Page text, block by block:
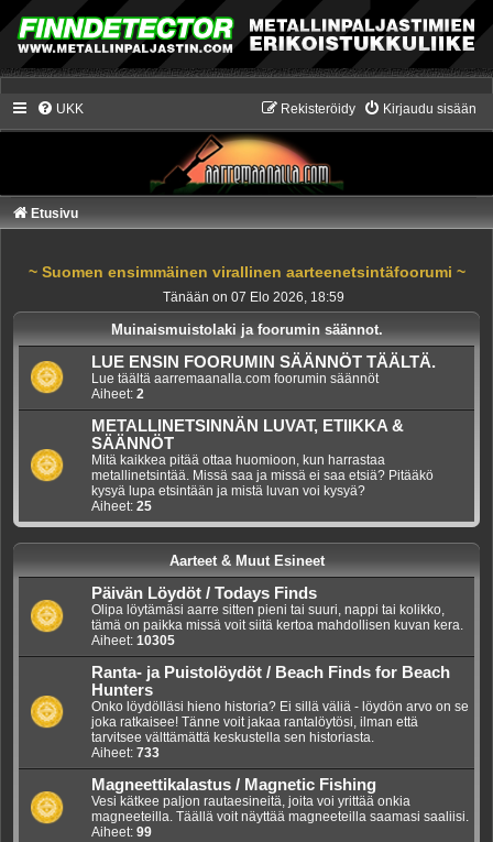
UKK Kirjaudu sisään
Rekisteröidy
Etusivu
~ Suomen ensimmäinen virallinen aarteenetsintäfoorumi ~
Tänään on 07 Elo 2026, 18:59
Muinaismuistolaki ja foorumin säännot.
LUE ENSIN FOORUMIN SÄÄNNÖT TÄÄLTÄ.
Lue täältä aarremaanalla.com foorumin säännöt
Aiheet: 2
METALLINETSINNÄN LUVAT, ETIIKKA &
SÄÄNNÖT
Mitä kaikkea pitää ottaa huomioon, kun harrastaa
metallinetsintää. Missä saa ja missä ei saa etsiä? Pitääkö
kysyä lupa etsintään ja mistä luvan voi kysyä?
Aiheet: 25
Aarteet & Muut Esineet
Päivän Löydöt / Todays Finds
Olipa löytämäsi aarre sitten pieni tai suuri, nappi tai kolikko,
tämä on paikka missä voit siitä kertoa mahdollisen kuvan kera.
Aiheet: 10305
Ranta- ja Puistolöydöt / Beach Finds for Beach
Hunters
Onko löydölläsi hieno historia? Ei sillä väliä - löydön arvo on se
joka ratkaisee! Tänne voit jakaa rantalöytösi, ilman että
tarvitsee välttämättä keskustella sen historiasta.
Aiheet: 733
Magneettikalastus / Magnetic Fishing
Vesi kätkee paljon rautaesineitä, joita voi yrittää onkia
magneeteilla. Täällä voit näyttää magneeteilla saamasi saaliisi.
Aiheet: 99